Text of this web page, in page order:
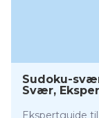
Sudoku-
Svær,
Ekspertguide